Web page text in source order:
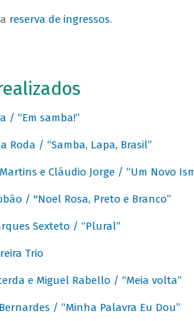
reserva de ingressos.
/ “Em samba!”
Roda / “Samba, Lapa, Brasil”
e Cláudio Jorge / “Um Novo
/ "Noel Rosa, Preto e Branco”
Sexteto / “Plural”
Trio
e Miguel Rabello / “Meia volta”
/ “Minha Palavra Eu Dou”